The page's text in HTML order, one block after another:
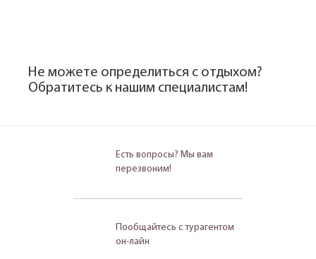
Не можете определиться с отдыхом?
Обратитесь к нашим специалистам!
Есть вопросы? Мы вам
перезвоним!
Пообщайтесь с турагентом
он-лайн